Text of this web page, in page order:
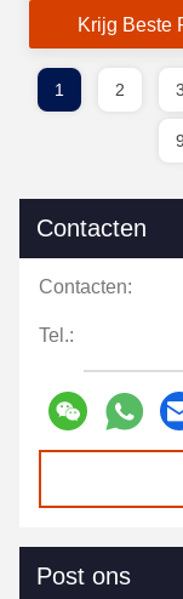
kleurenmeting
Krijg Beste
1 2 3
9
Contacten
Contacten:
Tel.:
Post ons